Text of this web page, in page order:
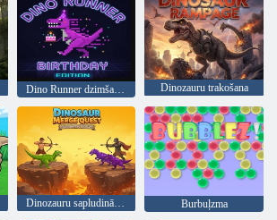
Dino Runner dzimšanas dienas izdevums Dinozauru trakošana
Dinozauru sapludināšanas meklējumi Burbuļzma